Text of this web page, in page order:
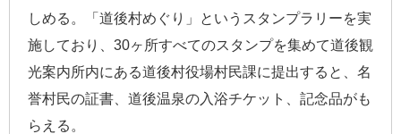
しめる。「道後村めぐり」というスタンプラリーを実
施しており、30ヶ所すべてのスタンプを集めて道後観
光案内所内にある道後村役場村民課に提出すると、名
誉村民の証書、道後温泉の入浴チケット、記念品がも
らえる。